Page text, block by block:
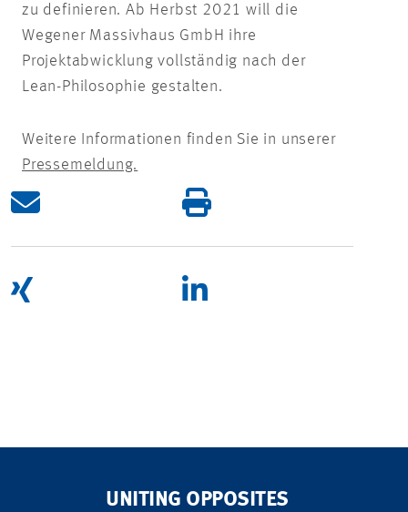
zu definieren. Ab Herbst 2021 will die
Wegener Massivhaus GmbH ihre
Projektabwicklung vollständig nach der
Lean-Philosophie gestalten.
Weitere Informationen finden Sie in unserer
Pressemeldung.
UNITING OPPOSITES